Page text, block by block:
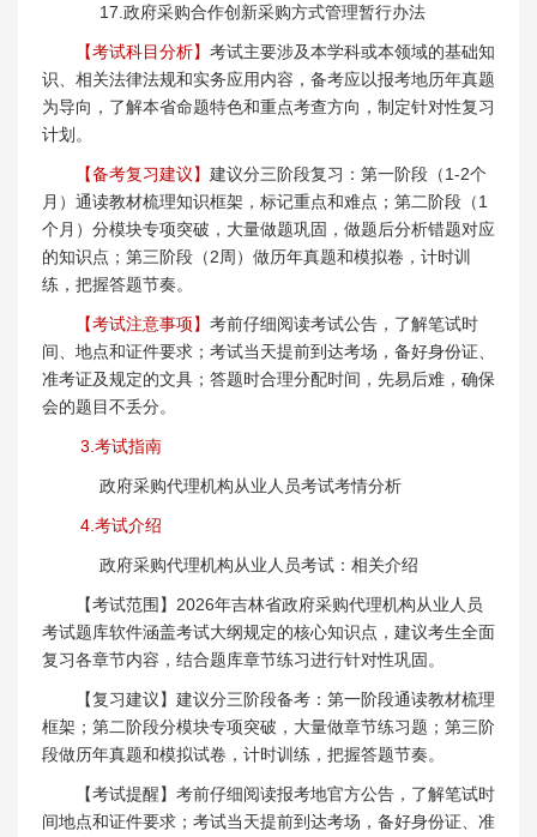
17.政府采购合作创新采购方式管理暂行办法
【考试科目分析】 考试主要涉及本学科或本领域的基础知
识、相关法律法规和实务应用内容，备考应以报考地历年真题
为导向，了解本省命题特色和重点考查方向，制定针对性复习
计划。
【备考复习建议】 建议分三阶段复习：第一阶段（1-2个
月）通读教材梳理知识框架，标记重点和难点；第二阶段（1
个月）分模块专项突破，大量做题巩固，做题后分析错题对应
的知识点；第三阶段（2周）做历年真题和模拟卷，计时训
练，把握答题节奏。
【考试注意事项】 考前仔细阅读考试公告，了解笔试时
间、地点和证件要求；考试当天提前到达考场，备好身份证、
准考证及规定的文具；答题时合理分配时间，先易后难，确保
会的题目不丢分。
3.考试指南
政府采购代理机构从业人员考试考情分析
4.考试介绍
政府采购代理机构从业人员考试：相关介绍
【考试范围】2026年吉林省政府采购代理机构从业人员
考试题库软件涵盖考试大纲规定的核心知识点，建议考生全面
复习各章节内容，结合题库章节练习进行针对性巩固。
【复习建议】建议分三阶段备考：第一阶段通读教材梳理
框架；第二阶段分模块专项突破，大量做章节练习题；第三阶
段做历年真题和模拟试卷，计时训练，把握答题节奏。
【考试提醒】考前仔细阅读报考地官方公告，了解笔试时
间地点和证件要求；考试当天提前到达考场，备好身份证、准